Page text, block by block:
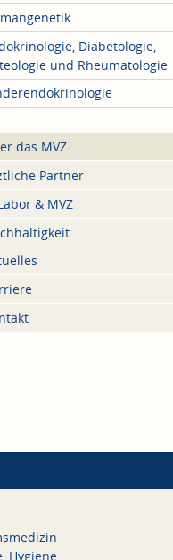
Diabetologie,
und Rheumatologie
das MVZ
Partner
& MVZ
Hygiene